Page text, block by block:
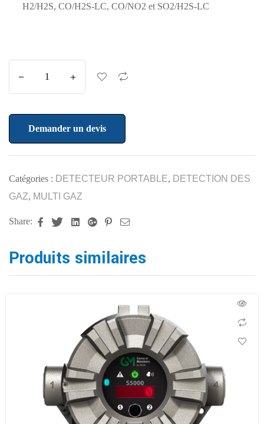
H2/H2S, CO/H2S-LC, CO/NO2 et SO2/H2S-LC
Demander un devis
Catégories : DETECTEUR PORTABLE, DETECTION DES
GAZ, MULTI GAZ
Share: FacebookTwitterLinkedinGoogle+Pinterest
Produits similaires